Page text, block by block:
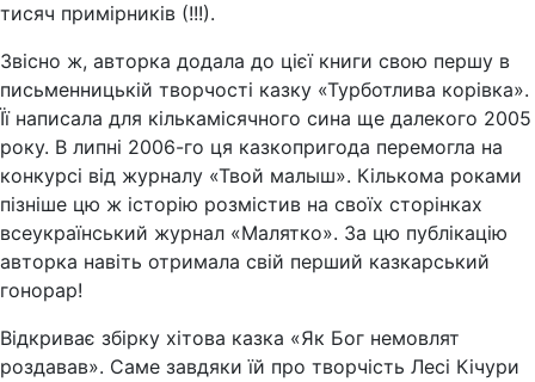
тисяч примірників (!!!).
Звісно ж, авторка додала до цієї книги свою першу в
письменницькій творчості казку «Турботлива корівка».
Її написала для кількамісячного сина ще далекого 2005
року. В липні 2006-го ця казкопригода перемогла на
конкурсі від журналу «Твой малыш». Кількома роками
пізніше цю ж історію розмістив на своїх сторінках
всеукраїнський журнал «Малятко». За цю публікацію
авторка навіть отримала свій перший казкарський
гонорар!
Відкриває збірку хітова казка «Як Бог немовлят
роздавав». Саме завдяки їй про творчість Лесі Кічури